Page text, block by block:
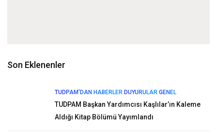
Son Eklenenler
TUDPAM'DAN HABERLER DUYURULAR GENEL
TUDPAM Başkan Yardımcısı Kaşlılar’ın Kaleme
Aldığı Kitap Bölümü Yayımlandı